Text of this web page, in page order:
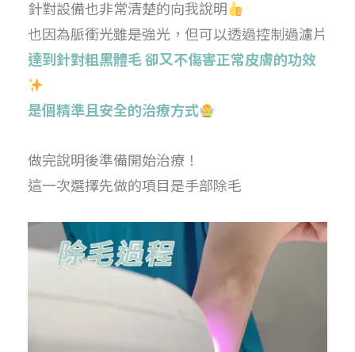
針對設備也非常清楚的向我說明
也因為脈衝光雖是強光，但可以透過控制過濾片
達到針對粗黑體毛 卻又不傷害正常皮膚的功效
是個精準且安全的治療方式
做完說明後準備開始治療！
這一次選擇先做的項目是手部除毛